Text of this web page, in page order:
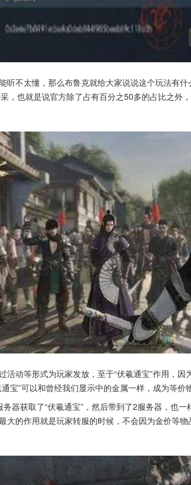
听不太懂，那么布鲁克就给大家说说这个玩法有
，也就是说官方除了占有百分之50多的占比之外，
活动等形式为玩家发放，至于“伏羲通宝”作用，
宝”可以和曾经我们显示中的金属一样，成为等价
器获取了“伏羲通宝”，然后带到了2服务器，也
大的作用就是玩家转服的时候，不会因为金价等物